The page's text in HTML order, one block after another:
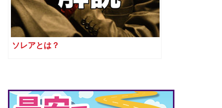
ソレアとは？